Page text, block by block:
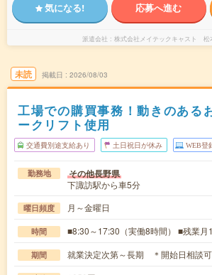
気になる! 応募へ進む
派遣会社 株式会社メイテックキャスト 松
未読 掲載日 2026/08/03
工場での購買事務！動きのある
ークリフト使用
交通費別途支給あり 土日祝日が休み WEB登
勤務地 その他長野県
下諏訪駅から車5分
曜日頻度 月～金曜日
時間 ■8:30～17:30（実働8時間） ■残業月
期間 就業決定次第～長期 ＊開始日相談